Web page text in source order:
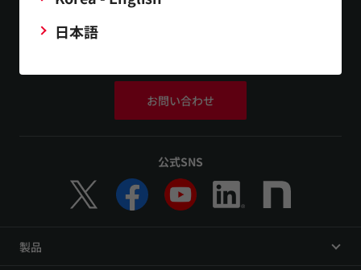
日本語
お問い合わせ
公式SNS
製品